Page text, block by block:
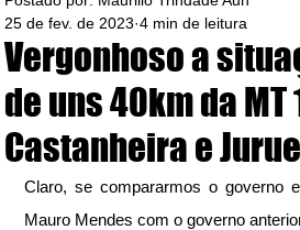
Vergonhoso a
de uns 40km da MT
Castanheira e
25 de fev. de 2023 4 min de leitura
Claro, se compararmos o governo
Mauro Mendes com o governo